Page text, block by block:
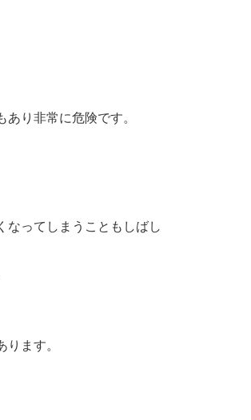
り非常に危険です。
なってしまうこともしばし
ます。